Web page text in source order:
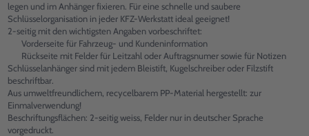
legen und im Anhänger fixieren. Für eine schnelle und saubere
Schlüsselorganisation in jeder KFZ-Werkstatt ideal geeignet!
2-seitig mit den wichtigsten Angaben vorbeschriftet:
Vorderseite für Fahrzeug- und Kundeninformation
Rückseite mit Felder für Leitzahl oder Auftragsnumer sowie für Notizen
Schlüsselanhänger sind mit jedem Bleistift, Kugelschreiber oder Filzstift
beschriftbar.
Aus umweltfreundlichem, recycelbarem PP-Material hergestellt: zur
Einmalverwendung!
Beschriftungsflächen: 2-seitig weiss, Felder nur in deutscher Sprache
vorgedruckt.